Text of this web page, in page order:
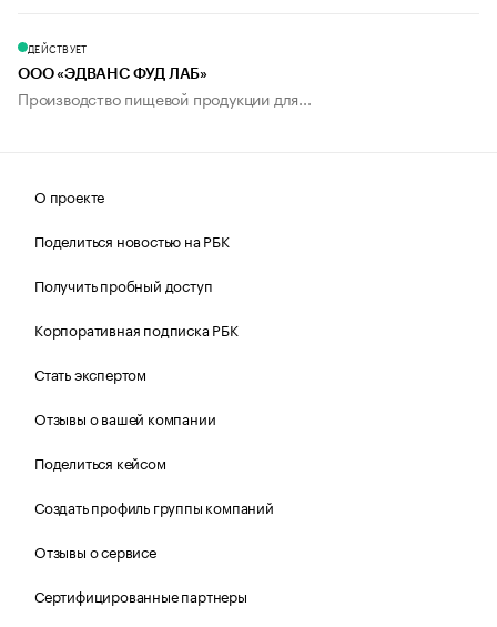
ДЕЙСТВУЕТ
ООО «ЭДВАНС ФУД ЛАБ»
Производство пищевой продукции для...
О проекте
Поделиться новостью на РБК
Получить пробный доступ
Корпоративная подписка РБК
Стать экспертом
Отзывы о вашей компании
Поделиться кейсом
Создать профиль группы компаний
Отзывы о сервисе
Сертифицированные партнеры